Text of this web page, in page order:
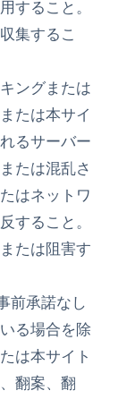
すること。
集するこ
ングまたは
たは本サイ
るサーバー
たは混乱さ
はネットワ
すること。
たは阻害す
前承諾なし
る場合を除
は本サイト
翻案、翻